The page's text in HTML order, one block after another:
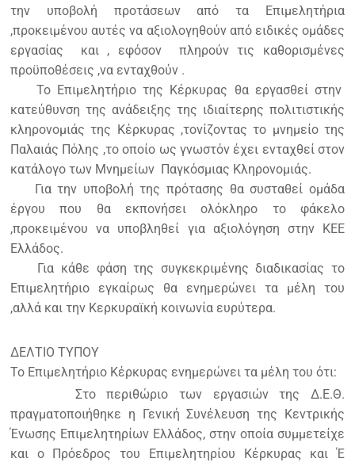
την υποβολή προτάσεων από τα Επιμελητήρια
,προκειμένου αυτές να αξιολογηθούν από ειδικές ομάδες
εργασίας και , εφόσον πληρούν τις καθορισμένες
προϋποθέσεις ,να ενταχθούν .
Το Επιμελητήριο της Κέρκυρας θα εργασθεί στην
κατεύθυνση της ανάδειξης της ιδιαίτερης πολιτιστικής
κληρονομιάς της Κέρκυρας ,τονίζοντας το μνημείο της
Παλαιάς Πόλης ,το οποίο ως γνωστόν έχει ενταχθεί στον
κατάλογο των Μνημείων Παγκόσμιας Κληρονομιάς.
Για την υποβολή της πρότασης θα συσταθεί ομάδα
έργου που θα εκπονήσει ολόκληρο το φάκελο
,προκειμένου να υποβληθεί για αξιολόγηση στην ΚΕΕ
Ελλάδος.
Για κάθε φάση της συγκεκριμένης διαδικασίας το
Επιμελητήριο εγκαίρως θα ενημερώνει τα μέλη του
,αλλά και την Κερκυραϊκή κοινωνία ευρύτερα.
ΔΕΛΤΙΟ ΤΥΠΟΥ
Το Επιμελητήριο Κέρκυρας ενημερώνει τα μέλη του ότι:
Στο περιθώριο των εργασιών της Δ.Ε.Θ.
πραγματοποιήθηκε η Γενική Συνέλευση της Κεντρικής
Ένωσης Επιμελητηρίων Ελλάδος, στην οποία συμμετείχε
και ο Πρόεδρος του Επιμελητηρίου Κέρκυρας και Έ